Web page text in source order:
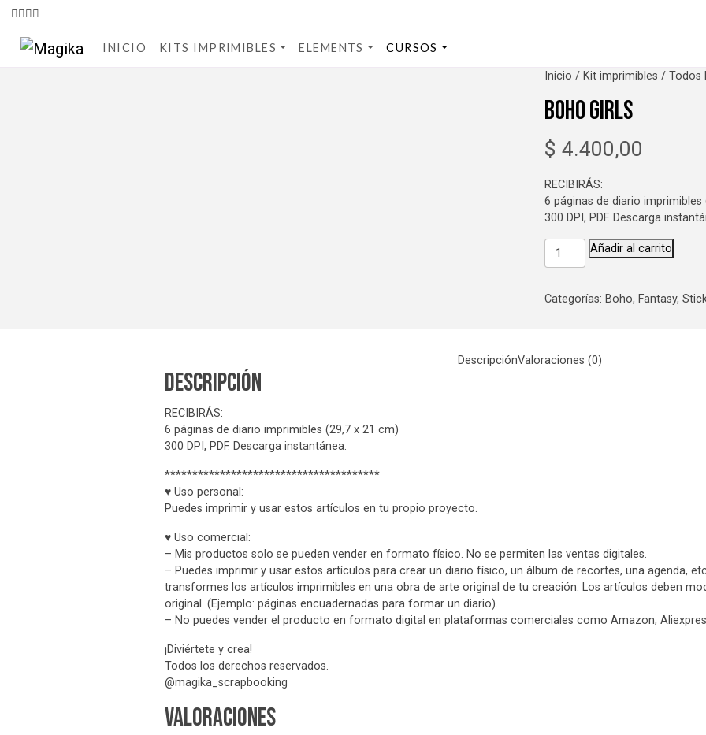
INICIO KITS IMPRIMIBLES ELEMENTS CURSOS
Inicio / Kit imprimibles / Todos
Boho Girls
$ 4.400,00
RECIBIRÁS:
6 páginas de diario imprimibles
300 DPI, PDF. Descarga
Boho
Añadir al carrito
Categorías: Boho, Fantasy,
DescripciónValoraciones (0)
Descripción
RECIBIRÁS:
6 páginas de diario imprimibles (29,7 x 21 cm)
300 DPI, PDF. Descarga instantánea.
***************************************
♥ Uso personal:
Puedes imprimir y usar estos artículos en tu propio proyecto.
♥ Uso comercial:
– Mis productos solo se pueden vender en formato físico. No se permiten las ventas digitales.
– Puedes imprimir y usar estos artículos para crear un diario físico, un álbum de recortes, una agenda,
transformes los artículos imprimibles en una obra de arte original de tu creación. Los artículos deben
original. (Ejemplo: páginas encuadernadas para formar un diario).
– No puedes vender el producto en formato digital en plataformas comerciales como Amazon,
¡Diviértete y crea!
Todos los derechos reservados.
@magika_scrapbooking
Valoraciones